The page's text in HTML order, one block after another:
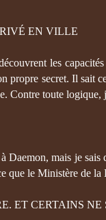
EN VILLE
les
propre secret. Il sait
Contre toute
Daemon, mais je
le Ministère de
ET CERTAINS